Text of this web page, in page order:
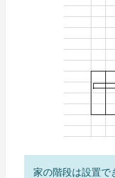
家の階段は設置で